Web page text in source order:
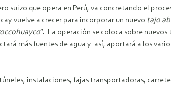
suizo que opera en Perú, va concretando el
vuelve a crecer para incorporar un nuevo tajo
”. La operación se coloca sobre
más fuentes de agua y así, aportará a los
instalaciones, fajas transportadoras,